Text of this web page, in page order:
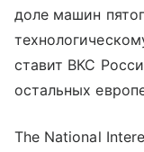
доле машин
ставит ВКС
остальных
The National